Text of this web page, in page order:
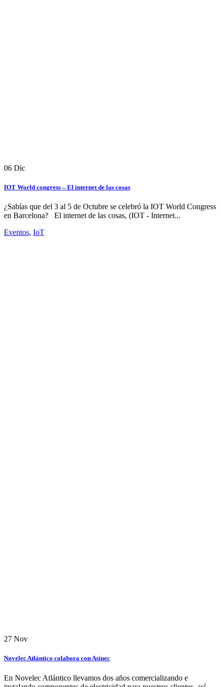
06 Dic
IOT World congress – El internet de las cosas
¿Sabías que del 3 al 5 de Octubre se celebró la IOT World Congress
en Barcelona? El internet de las cosas, (IOT - Internet...
Eventos, IoT
27 Nov
Novelec Atlántico colabora con Asinec
En Novelec Atlántico llevamos dos años comercializando e